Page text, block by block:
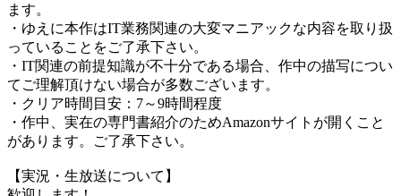
ます。
・ゆえに本作はIT業務関連の大変マニアックな内容を取り扱
っていることをご了承下さい。
・IT関連の前提知識が不十分である場合、作中の描写につい
てご理解頂けない場合が多数ございます。
・クリア時間目安：7～9時間程度
・作中、実在の専門書紹介のためAmazonサイトが開くこと
があります。ご了承下さい。
【実況・生放送について】